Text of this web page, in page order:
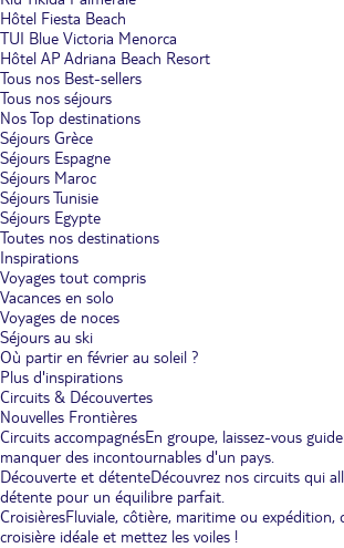
Hôtel Fiesta Beach
TUI Blue Victoria Menorca
Hôtel AP Adriana Beach Resort
Tous nos Best-sellers
Tous nos séjours
Nos Top destinations
Séjours Grèce
Séjours Espagne
Séjours Maroc
Séjours Tunisie
Séjours Egypte
Toutes nos destinations
Inspirations
Voyages tout compris
Vacances en solo
Voyages de noces
Séjours au ski
Où partir en février au soleil ?
Plus d'inspirations
Circuits & Découvertes
Nouvelles Frontières
Circuits accompagnésEn groupe, laissez-vous
manquer des incontournables d'un pays.
Découverte et détenteDécouvrez nos circuits qui
détente pour un équilibre parfait.
CroisièresFluviale, côtière, maritime ou expédition,
croisière idéale et mettez les voiles !